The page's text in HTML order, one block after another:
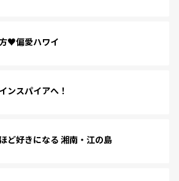
♥偏愛ハワイ
ンスパイアへ！
ど好きになる 湘南・江の島